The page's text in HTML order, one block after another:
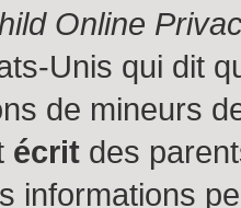
Online
Unis qui dit
de mineurs
écrit des
informations